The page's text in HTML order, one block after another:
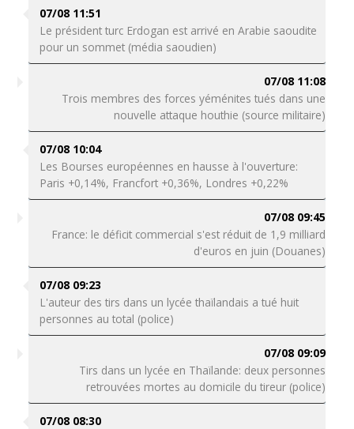
07/08 11:51
Le président turc Erdogan est arrivé en Arabie saoudite
pour un sommet (média saoudien)
07/08 11:08
Trois membres des forces yéménites tués dans une
nouvelle attaque houthie (source militaire)
07/08 10:04
Les Bourses européennes en hausse à l'ouverture:
Paris +0,14%, Francfort +0,36%, Londres +0,22%
07/08 09:45
France: le déficit commercial s'est réduit de 1,9 milliard
d'euros en juin (Douanes)
07/08 09:23
L'auteur des tirs dans un lycée thaïlandais a tué huit
personnes au total (police)
07/08 09:09
Tirs dans un lycée en Thaïlande: deux personnes
retrouvées mortes au domicile du tireur (police)
07/08 08:30